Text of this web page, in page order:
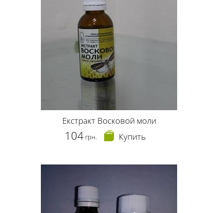
Екстракт Восковой моли
104 грн. Купить